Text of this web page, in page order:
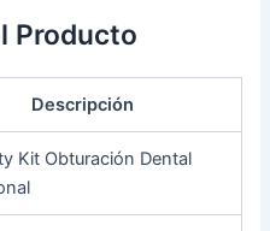
Producto
Descripción
Kit Obturación Dental